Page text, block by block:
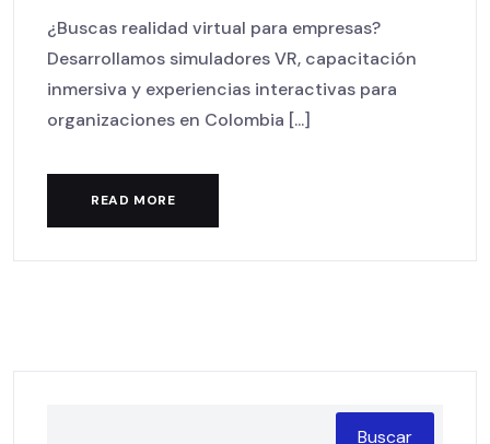
¿Buscas realidad virtual para empresas?
Desarrollamos simuladores VR, capacitación
inmersiva y experiencias interactivas para
organizaciones en Colombia [...]
READ MORE
Buscar